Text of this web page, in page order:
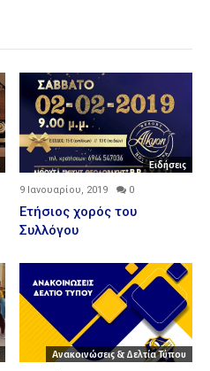
Ειδήσεις
9 Ιανουαρίου, 2019 0
Ετήσιος χορός του
Συλλόγου
Ανακοινώσεις & Δελτία Τύπου